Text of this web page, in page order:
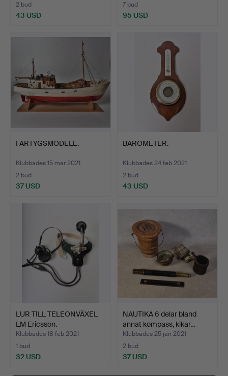
2 bud
43 USD
7 bud
95 USD
FARTYGSMODELL.
Klubbades 15 mar 2021
2 bud
37 USD
BAROMETER.
Klubbades 24 feb 2021
2 bud
43 USD
LUR TILL TELEONVÄXEL
LM Ericsson.
Klubbades 18 feb 2021
1 bud
32 USD
NAUTIKA 6 delar bland
annat kompass, kikar…
Klubbades 25 jan 2021
2 bud
37 USD